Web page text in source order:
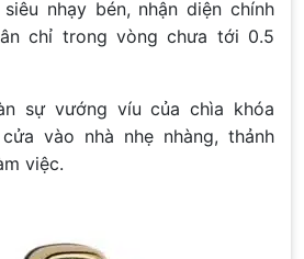
nhạy bén, nhận diện chính
chỉ trong vòng chưa tới 0.5
sự vướng víu của chìa khóa
vào nhà nhẹ nhàng, thảnh
việc.